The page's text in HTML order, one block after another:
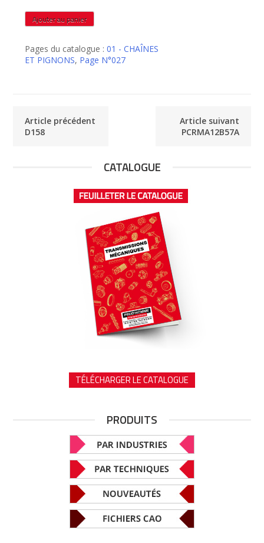
quantité
de
Ajouter au panier
Pages du catalogue :01 - CHAÎNES
ET PIGNONS, Page N°027
Article précédent
D158
Article suivant
PCRMA12B57A
CATALOGUE
TÉLÉCHARGER LE CATALOGUE
PRODUITS